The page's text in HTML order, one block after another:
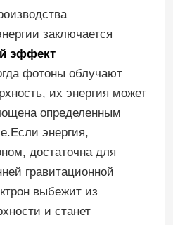
заключается
эффект
фотоны облучают
их энергия может
определенным
энергия,
достаточна для
гравитационной
выбежит из
и станет